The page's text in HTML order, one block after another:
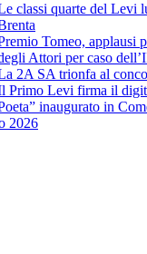
classi quarte del Levi
Tomeo, applausi
Attori per caso
2A SA trionfa al
Primo Levi firma il
inaugurato in
2026